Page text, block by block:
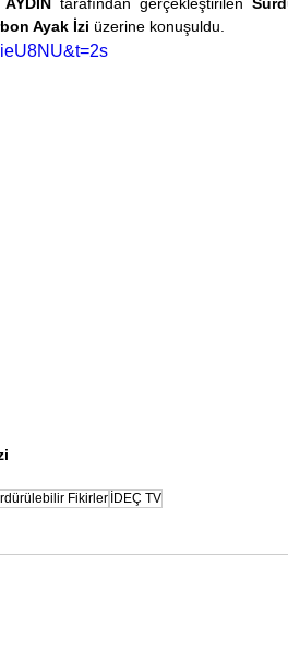
Ayak İzi üzerine konuşuldu.
Fikirler İDEÇ TV